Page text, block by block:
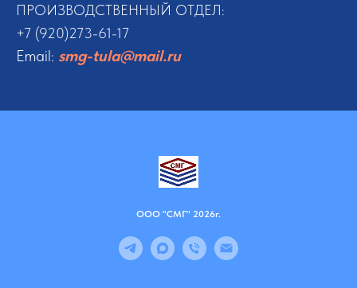
ПРОИЗВОДСТВЕННЫЙ ОТДЕЛ:
+7 (920)273-61-17
Email: smg-tula@mail.ru
ООО "СМГ" 2026г.